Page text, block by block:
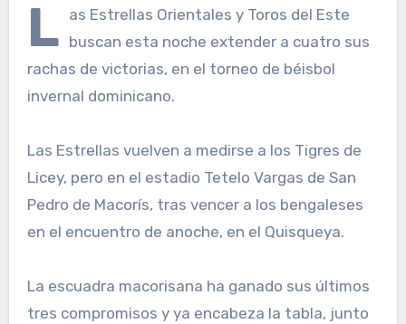
L as Estrellas Orientales y Toros del Este
buscan esta noche extender a cuatro sus
rachas de victorias, en el torneo de béisbol
invernal dominicano.
Las Estrellas vuelven a medirse a los Tigres de
Licey, pero en el estadio Tetelo Vargas de San
Pedro de Macorís, tras vencer a los bengaleses
en el encuentro de anoche, en el Quisqueya.
La escuadra macorisana ha ganado sus últimos
tres compromisos y ya encabeza la tabla, junto